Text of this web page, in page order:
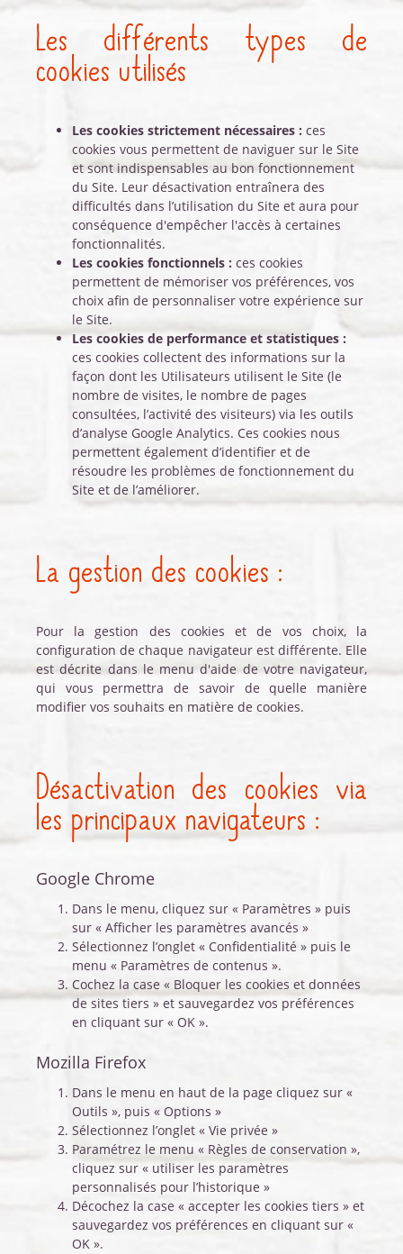
Les différents types de
cookies utilisés
Les cookies strictement nécessaires : ces
cookies vous permettent de naviguer sur le Site
et sont indispensables au bon fonctionnement
du Site. Leur désactivation entraînera des
difficultés dans l’utilisation du Site et aura pour
conséquence d'empêcher l'accès à certaines
fonctionnalités.
Les cookies fonctionnels : ces cookies
permettent de mémoriser vos préférences, vos
choix afin de personnaliser votre expérience sur
le Site.
Les cookies de performance et statistiques :
ces cookies collectent des informations sur la
façon dont les Utilisateurs utilisent le Site (le
nombre de visites, le nombre de pages
consultées, l’activité des visiteurs) via les outils
d’analyse Google Analytics. Ces cookies nous
permettent également d’identifier et de
résoudre les problèmes de fonctionnement du
Site et de l’améliorer.
La gestion des cookies :
Pour la gestion des cookies et de vos choix, la
configuration de chaque navigateur est différente. Elle
est décrite dans le menu d'aide de votre navigateur,
qui vous permettra de savoir de quelle manière
modifier vos souhaits en matière de cookies.
Désactivation des cookies via
les principaux navigateurs :
Google Chrome
Dans le menu, cliquez sur « Paramètres » puis
sur « Afficher les paramètres avancés »
Sélectionnez l’onglet « Confidentialité » puis le
menu « Paramètres de contenus ».
Cochez la case « Bloquer les cookies et données
de sites tiers » et sauvegardez vos préférences
en cliquant sur « OK ».
Mozilla Firefox
Dans le menu en haut de la page cliquez sur «
Outils », puis « Options »
Sélectionnez l’onglet « Vie privée »
Paramétrez le menu « Règles de conservation »,
cliquez sur « utiliser les paramètres
personnalisés pour l’historique »
Décochez la case « accepter les cookies tiers » et
sauvegardez vos préférences en cliquant sur «
OK ».